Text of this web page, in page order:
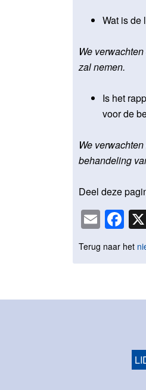
Wat is de
We
zal nemen.
Is het
voor de
We
behandeling
Deel deze
Terug naar het